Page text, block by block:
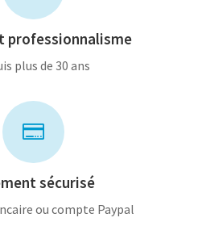
professionnalisme
plus de 30 ans

sécurisé
ou compte Paypal